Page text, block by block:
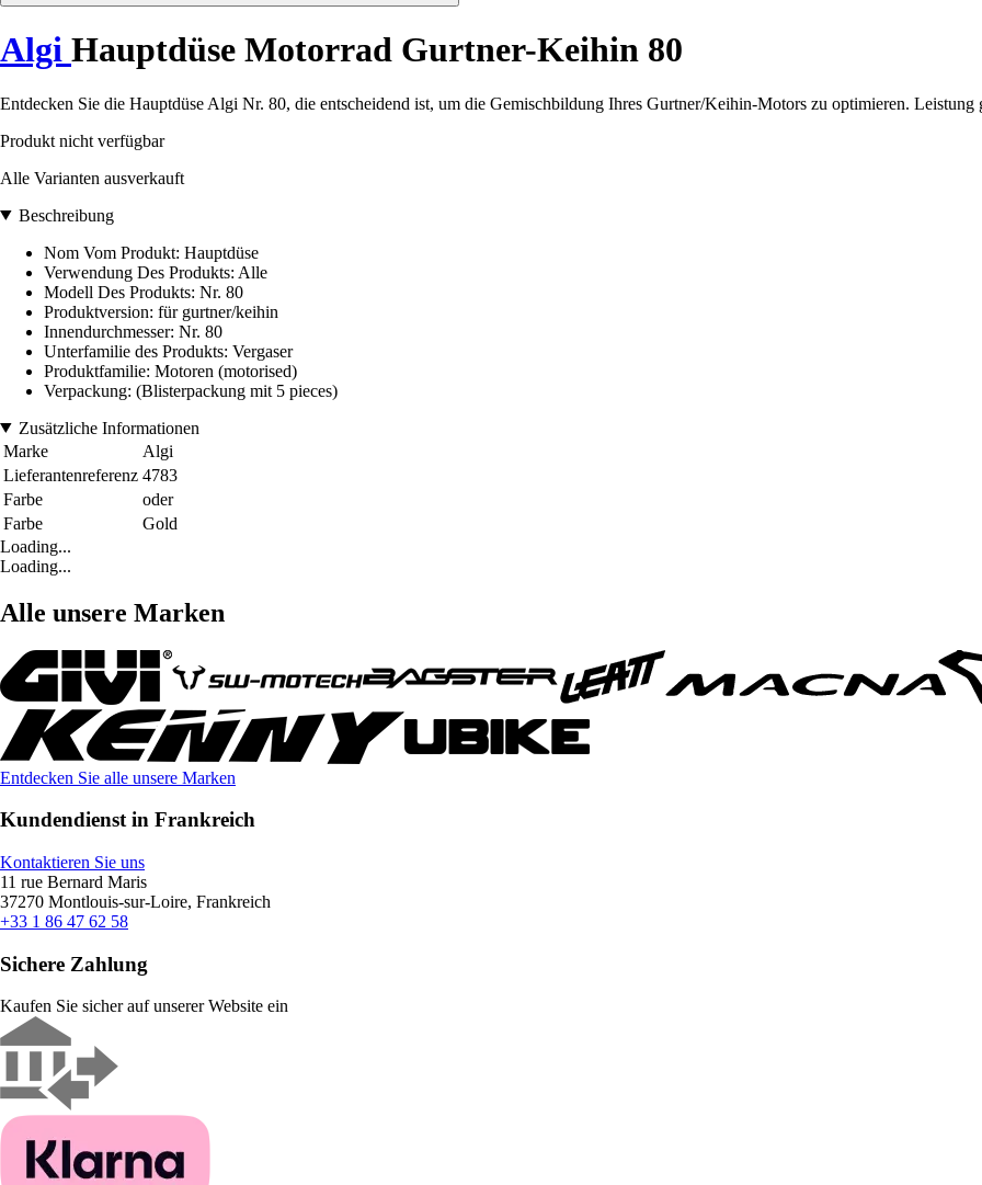
Algi Hauptdüse Motorrad Gurtner-Keihin 80
Entdecken Sie die Hauptdüse Algi Nr. 80, die entscheidend ist, um die Gemischbildung Ihres Gurtner/Keihin-Motors zu optimieren. Leistung
Produkt nicht verfügbar
Alle Varianten ausverkauft
Beschreibung
Nom Vom Produkt: Hauptdüse
Verwendung Des Produkts: Alle
Modell Des Produkts: Nr. 80
Produktversion: für gurtner/keihin
Innendurchmesser: Nr. 80
Unterfamilie des Produkts: Vergaser
Produktfamilie: Motoren (motorised)
Verpackung: (Blisterpackung mit 5 pieces)
Zusätzliche Informationen
Marke
Algi
Lieferantenreferenz 4783
Farbe
oder
Farbe
Gold
Loading...
Loading...
Alle unsere Marken
Entdecken Sie alle unsere Marken
Kundendienst in Frankreich
Kontaktieren Sie uns
11 rue Bernard Maris
37270 Montlouis-sur-Loire, Frankreich
+33 1 86 47 62 58
Sichere Zahlung
Kaufen Sie sicher auf unserer Website ein